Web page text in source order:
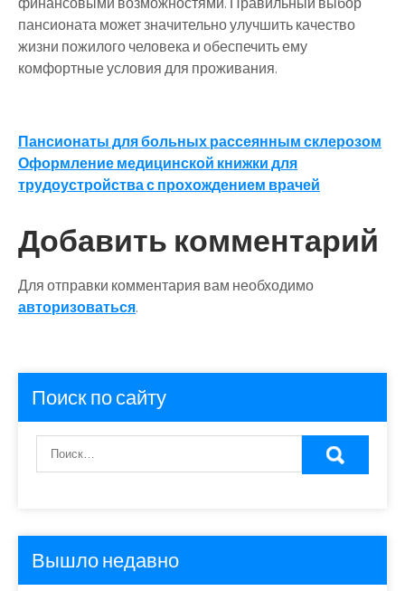
пансионата может значительно улучшить качество
жизни пожилого человека и обеспечить ему
комфортные условия для проживания.
Навигация
по
Пансионаты для больных рассеянным склерозом
Оформление медицинской книжки для
трудоустройства с прохождением врачей
Добавить комментарий
Для отправки комментария вам необходимо
авторизоваться.
Поиск по сайту
Вышло недавно